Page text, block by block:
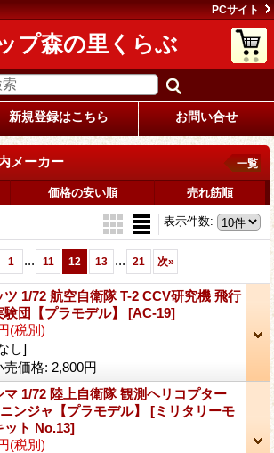
PCサイト
プ森の里くらぶ
新規登録はこちら お問い合せ
メーカー 一覧
価格の安い順 売れ筋順
表示件数:
1 ... 11 12 13 ... 21 次»
ツ 1/72 航空自衛隊 T-2 CCV研究機 飛行
験団【プラモデル】 [AC-19]
(税別)
し]
売価格: 2,800円
マ 1/72 陸上自衛隊 観測ヘリコプター
ンジャ【プラモデル】 [ミリタリーモ
ット No.13]
(税別)